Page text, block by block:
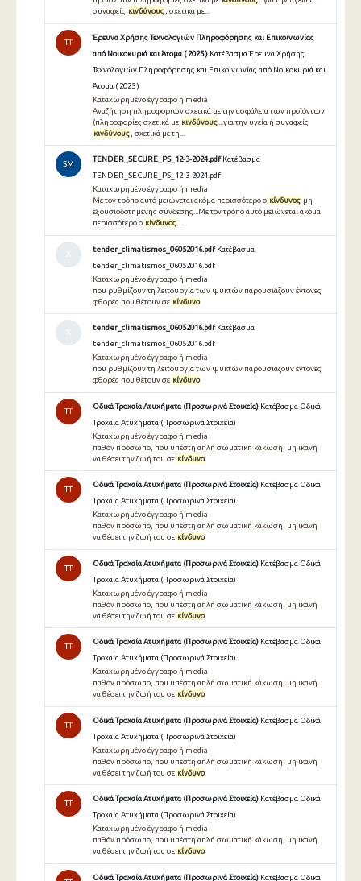
συναφείς κινδύνους , σχετικά με...
TT
Έρευνα Χρήσης Τεχνολογιών Πληροφόρησης και Επικοινωνίας
από Νοικοκυριά και Άτομα ( 2025 ) Κατέβασμα Έρευνα Χρήσης
Τεχνολογιών Πληροφόρησης και Επικοινωνίας από Νοικοκυριά και
Άτομα ( 2025 )
Καταχωρημένο έγγραφο ή media
Αναζήτηση πληροφοριών σχετικά με την ασφάλεια των προϊόντων
(πληροφορίες σχετικά με κινδύνους ...για την υγεία ή συναφείς
κινδύνους , σχετικά με τη...
SM
TENDER_SECURE_PS_12-3-2024.pdf Κατέβασμα
TENDER_SECURE_PS_12-3-2024.pdf
Καταχωρημένο έγγραφο ή media
Με τον τρόπο αυτό μειώνεται ακόμα περισσότερο ο κίνδυνος μη
εξουσιοδοτημένης σύνδεσης...Με τον τρόπο αυτό μειώνεται ακόμα
περισσότερο ο κίνδυνος ...
tender_climatismos_06052016.pdf Κατέβασμα
tender_climatismos_06052016.pdf
Καταχωρημένο έγγραφο ή media
που ρυθμίζουν τη λειτουργία των ψυκτών παρουσιάζουν έντονες
φθορές που θέτουν σε κίνδυνο
tender_climatismos_06052016.pdf Κατέβασμα
tender_climatismos_06052016.pdf
Καταχωρημένο έγγραφο ή media
που ρυθμίζουν τη λειτουργία των ψυκτών παρουσιάζουν έντονες
φθορές που θέτουν σε κίνδυνο
TT
Οδικά Τροχαία Ατυχήματα (Προσωρινά Στοιχεία) Κατέβασμα Οδικά
Τροχαία Ατυχήματα (Προσωρινά Στοιχεία)
Καταχωρημένο έγγραφο ή media
παθόν πρόσωπο, που υπέστη απλή σωµατική κάκωση, µη ικανή
να θέσει την ζωή του σε κίνδυνο
TT
Οδικά Τροχαία Ατυχήματα (Προσωρινά Στοιχεία) Κατέβασμα Οδικά
Τροχαία Ατυχήματα (Προσωρινά Στοιχεία)
Καταχωρημένο έγγραφο ή media
παθόν πρόσωπο, που υπέστη απλή σωματική κάκωση, μη ικανή
να θέσει την ζωή του σε κίνδυνο
TT
Οδικά Τροχαία Ατυχήματα (Προσωρινά Στοιχεία) Κατέβασμα Οδικά
Τροχαία Ατυχήματα (Προσωρινά Στοιχεία)
Καταχωρημένο έγγραφο ή media
παθόν πρόσωπο, που υπέστη απλή σωματική κάκωση, μη ικανή
να θέσει την ζωή του σε κίνδυνο
TT
Οδικά Τροχαία Ατυχήματα (Προσωρινά Στοιχεία) Κατέβασμα Οδικά
Τροχαία Ατυχήματα (Προσωρινά Στοιχεία)
Καταχωρημένο έγγραφο ή media
παθόν πρόσωπο, που υπέστη απλή σωµατική κάκωση, µη ικανή
να θέσει την ζωή του σε κίνδυνο
TT
Οδικά Τροχαία Ατυχήματα (Προσωρινά Στοιχεία) Κατέβασμα Οδικά
Τροχαία Ατυχήματα (Προσωρινά Στοιχεία)
Καταχωρημένο έγγραφο ή media
παθόν πρόσωπο, που υπέστη απλή σωματική κάκωση, μη ικανή
να θέσει την ζωή του σε κίνδυνο
TT
Οδικά Τροχαία Ατυχήματα (Προσωρινά Στοιχεία) Κατέβασμα Οδικά
Τροχαία Ατυχήματα (Προσωρινά Στοιχεία)
Καταχωρημένο έγγραφο ή media
παθόν πρόσωπο, που υπέστη απλή σωματική κάκωση, μη ικανή
να θέσει την ζωή του σε κίνδυνο
Οδικά Τροχαία Ατυχήματα (Προσωρινά Στοιχεία) Κατέβασμα Οδικά